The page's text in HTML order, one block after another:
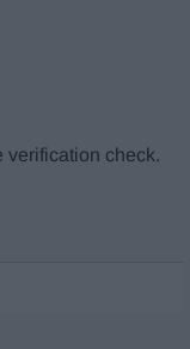
verification check.